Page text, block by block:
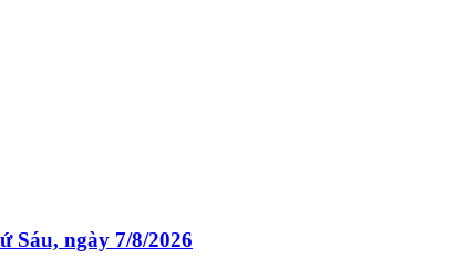
ngày 7/8/2026